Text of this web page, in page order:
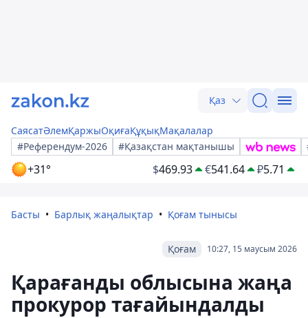
Қаз
СаясатӘлемҚаржыОқиғаҚұқықМақалалар
#Референдум-2026
#Қазақстан мақтанышы
+31° $469.93 €541.64 ₽5.71
Басты Барлық жаңалықтар Қоғам тынысы
10:27, 15 маусым 2026
Қоғам
Қарағанды облысына жаңа
прокурор тағайындалды